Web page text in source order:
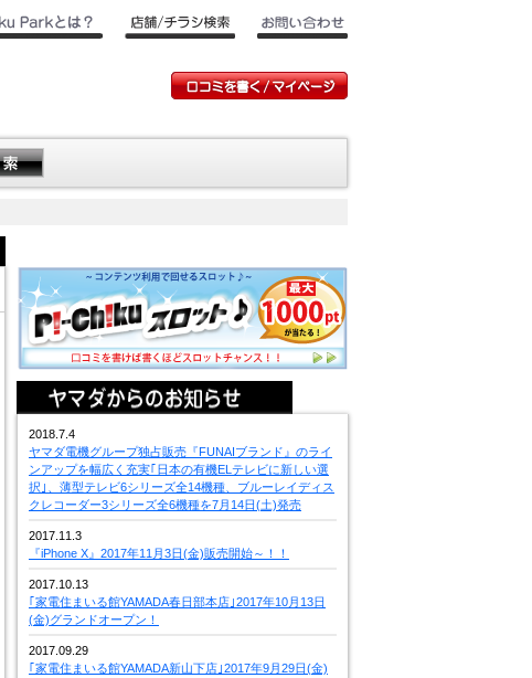
2018.7.4
ヤマダ電機グループ独占販売『FUNAIブランド』のライ
ンアップを幅広く充実｢日本の有機ELテレビに新しい選
択｣、薄型テレビ6シリーズ全14機種、ブルーレイディス
クレコーダー3シリーズ全6機種を7月14日(土)発売
2017.11.3
『iPhone X』2017年11月3日(金)販売開始～！！
2017.10.13
｢家電住まいる館YAMADA春日部本店｣2017年10月13日
(金)グランドオープン！
2017.09.29
｢家電住まいる館YAMADA新山下店｣2017年9月29日(金)